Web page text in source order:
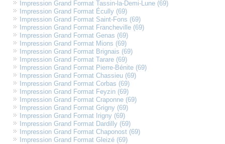
Impression Grand Format Tassin-la-Demi-Lune (69)
Impression Grand Format Écully (69)
Impression Grand Format Saint-Fons (69)
Impression Grand Format Francheville (69)
Impression Grand Format Genas (69)
Impression Grand Format Mions (69)
Impression Grand Format Brignais (69)
Impression Grand Format Tarare (69)
Impression Grand Format Pierre-Bénite (69)
Impression Grand Format Chassieu (69)
Impression Grand Format Corbas (69)
Impression Grand Format Feyzin (69)
Impression Grand Format Craponne (69)
Impression Grand Format Grigny (69)
Impression Grand Format Irigny (69)
Impression Grand Format Dardilly (69)
Impression Grand Format Chaponost (69)
Impression Grand Format Gleizé (69)